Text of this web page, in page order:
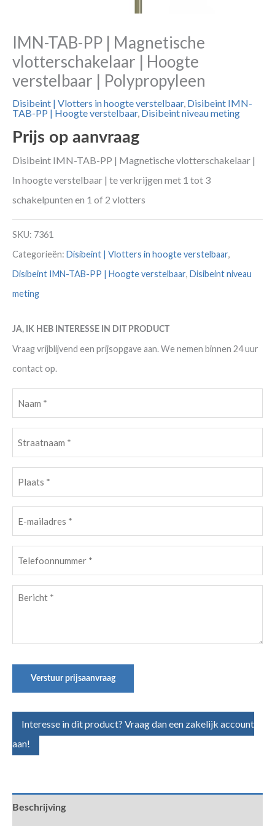
IMN-TAB-PP | Magnetische
vlotterschakelaar | Hoogte
verstelbaar | Polypropyleen
Disibeint | Vlotters in hoogte verstelbaar, Disibeint IMN-
TAB-PP | Hoogte verstelbaar, Disibeint niveau meting
Prijs op aanvraag
Disibeint IMN-TAB-PP | Magnetische vlotterschakelaar |
In hoogte verstelbaar | te verkrijgen met 1 tot 3
schakelpunten en 1 of 2 vlotters
SKU: 7361
Categorieën: Disibeint | Vlotters in hoogte verstelbaar,
Disibeint IMN-TAB-PP | Hoogte verstelbaar, Disibeint niveau
meting
JA, IK HEB INTERESSE IN DIT PRODUCT
Vraag vrijblijvend een prijsopgave aan. We nemen binnen 24 uur
contact op.
(Vereist)
(Vereist)
(Vereist)
mailadres(Vereist)
(Vereist)
Bericht (Vereist)
Verstuur prijsaanvraag
Interesse in dit product? Vraag dan een zakelijk account
aan!
Beschrijving